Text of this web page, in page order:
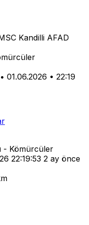
Kandilli AFAD
• 01.06.2026 • 22:19
- Kömürcüler
22:19:53 2 ay önce